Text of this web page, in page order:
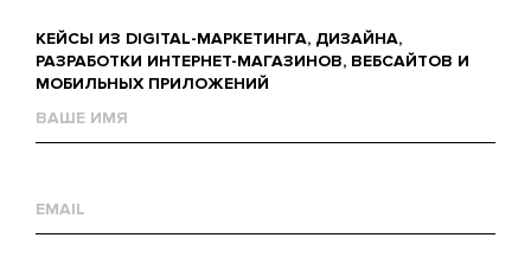
КЕЙСЫ ИЗ DIGITAL-МАРКЕТИНГА, ДИЗАЙНА,
РАЗРАБОТКИ ИНТЕРНЕТ-МАГАЗИНОВ, ВЕБСАЙТОВ И
МОБИЛЬНЫХ ПРИЛОЖЕНИЙ
mail